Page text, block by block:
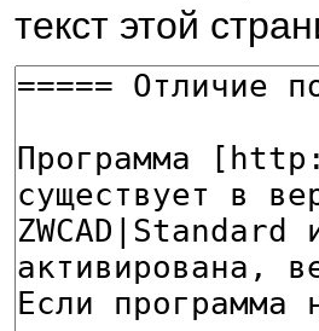
текст этой